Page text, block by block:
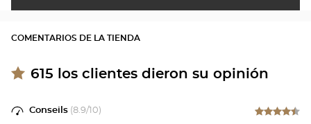
COMENTARIOS DE LA TIENDA
615 los clientes dieron su opinión
Conseils (8.9/10)